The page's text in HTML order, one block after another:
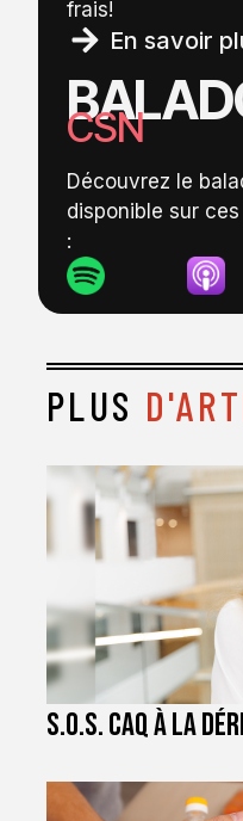
frais!
En savoir
CSN
Découvrez le
disponible sur
:
PLUS
S.O.S. CAQ à la